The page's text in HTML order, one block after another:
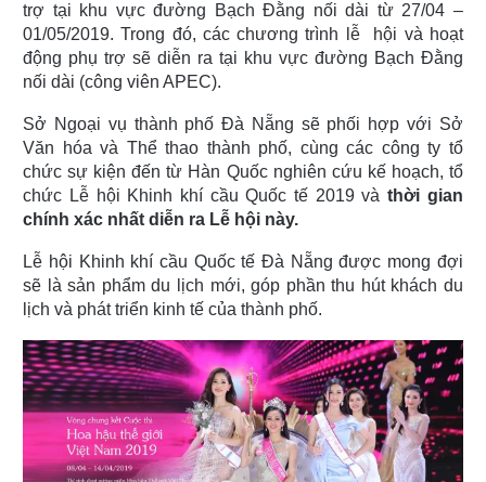
trợ tại khu vực đường Bạch Đằng nối dài từ 27/04 –
01/05/2019. Trong đó, các chương trình lễ hội và hoạt
động phụ trợ sẽ diễn ra tại khu vực đường Bạch Đằng
nối dài (công viên APEC).
Sở Ngoại vụ thành phố Đà Nẵng sẽ phối hợp với Sở
Văn hóa và Thể thao thành phố, cùng các công ty tổ
chức sự kiện đến từ Hàn Quốc nghiên cứu kế hoạch, tổ
chức Lễ hội Khinh khí cầu Quốc tế 2019 vàthời gian
chính xác nhất diễn ra Lễ hội này.
Lễ hội Khinh khí cầu Quốc tế Đà Nẵng được mong đợi
sẽ là sản phẩm du lịch mới, góp phần thu hút khách du
lịch và phát triển kinh tế của thành phố.